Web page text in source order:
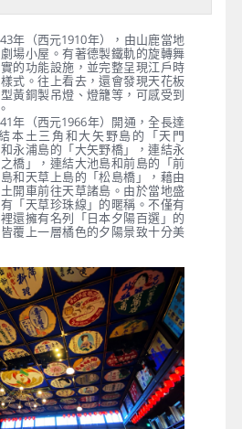
年（西元1910年），由山鹿當地
場小屋。有著德製鐵軌的旋轉舞
的功能設施，並完整呈現江戶時
式。往上看去，還會發現天花板
黃銅製吊燈、燈籠等，可感受到
年（西元1966年）開通，全長達
本土三角和大矢野島的「天門
永浦島的「大矢野橋」，連結永
橋」，連結大池島和前島的「前
和天草上島的「松島橋」，藉由
開車前往天草諸島。由於當地盛
「天草珍珠線」的暱稱。不僅有
還擁有名列「日本夕陽百選」的
覆上一層橘色的夕陽景致十分美